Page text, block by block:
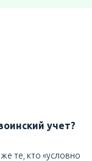
учет?
те, кто «условно